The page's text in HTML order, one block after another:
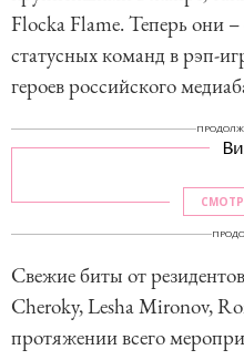
Flocka Flame. Теперь они
статусных команд в рэп-
героев российского
Свежие биты от
Cheroky, Lesha Mironov,
протяжении всего